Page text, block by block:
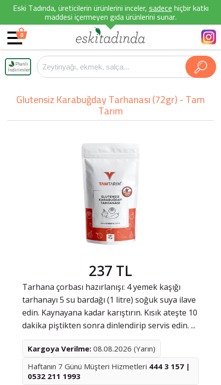
Eski Tadında, üreticilerin ürünlerini inceler,sadecehiçbir katkı
maddesi içermeyen gıda ürünlerini sunar.
0
Planlı
İndirimler
Glutensiz Karabuğday Tarhanası (72gr) - Tam
Tarım
237 TL
Tarhana çorbası hazırlanışı: 4 yemek kaşığı
tarhanayı 5 su bardağı (1 litre) soğuk suya ilave
edin. Kaynayana kadar karıştırın. Kısık ateşte 10
dakika piştikten sonra dinlendirip servis edin. ...
Kargoya Verilme: 08.08.2026 (Yarın)
Haftanın 7 Günü Müşteri Hizmetleri 444 3 157 |
0532 211 1993